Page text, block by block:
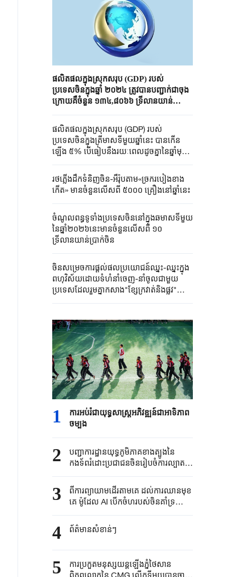
ផលិតផលក្នុងស្រុកសរុប (GDP) របស់
ប្រទេសចិនក្នុងឆ្នាំ ២០២៤ ត្រូវបានបញ្ជាក់ជាចុង
ក្រោយគឺចំនួន ១៣៤,៨០៦៦ ទ្រីលានយាន់
ផលិតផលក្នុងស្រុកសរុប (GDP) របស់
ប្រទេសចិនក្នុងត្រីមាសទីមួយឆ្នាំនេះ បានកើន
ឡើង ៥% បើធៀបនឹងរយៈពេលដូចគ្នានៃឆ្នាំមុន
ដែលជាការចាប់ផ្តើមដ៏ល្អប្រសើរនៃសេដ្ឋកិច្ចជា
តិចិន
រថភ្លើងដឹកទំនិញចិន-អឺរ៉ុបតាម«ច្រករបៀងខាង
កើត» មានចំនួនលើសពី ៥០០០ គ្រឿងនៅឆ្នាំនេះ
ចំណូលពន្ធទូទាំងប្រទេសចិននៅក្នុងឆមាសទីមួយ
នៃឆ្នាំ២០២៦នេះមានចំនួនលើសពី ១០
ទ្រីលានយាន់ប្រាក់ចិន
ចិនសម្រេចការផ្តល់ផលប្រយោជន៍ឈ្នះ-ឈ្នះក្នុង
ពហុវិស័យដោយទំហំនាំចេញ-នាំចូលជាមួយ
ប្រទេសដែលរួមគ្នាកសាង​​"​ខ្សែក្រវាត់និងផ្លូវ"
លើសពី ​៦ ទ្រីលានយាន់ប្រាក់ចិន
1
ការអប់រំជាយុទ្ធសាស្ត្រអភិវឌ្ឍន៍ជាអាទិភាព
ចម្បង
2
បញ្ជាការដ្ឋានយុទ្ធភូមិភាគខាងត្បូងនៃ
កងទ័ពរំដោះប្រជាជនចិនរៀបចំការល្បាត
ប្រុងជើងការនៅដែនទឹក ដែនអាកាសនិង
តំបន់ជុំវិញកោះ Huangyan ប្រទេសចិន
3
ពីការព្យាយាមដើរតាមគេ ដល់ការឈានមុខ
គេ ម៉ូដែល AI បើកចំហរបស់ចិនគាំទ្រយ៉ាង
ខ្លាំងដល់ការអភិវឌ្ឍនៃសេដ្ឋកិច្ចពិត
4 ព័ត៌មានសំខាន់ៗ
5
ការប្រកួតមនុស្សយន្តឡើងភ្នំថៃសាន
ពិភពលោកនៃ CMG លើកទីមួយបានចាប់